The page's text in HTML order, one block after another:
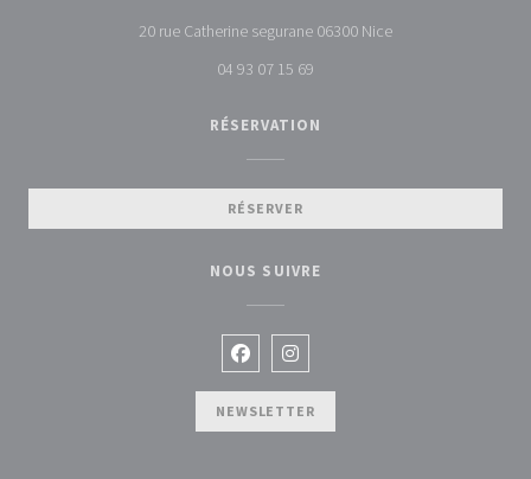
20 rue Catherine segurane 06300 Nice((ouvre une
04 93 07 15 69
RÉSERVATION
RÉSERVER
NOUS SUIVRE
Facebook ((ouvre une nouvelle
Instagram ((ouvre une
NEWSLETTER